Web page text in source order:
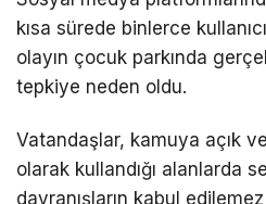
kısa sürede binlerce
olayın çocuk parkında
tepkiye neden oldu.
Vatandaşlar, kamuya açık
olarak kullandığı alanlarda
davranışların kabul